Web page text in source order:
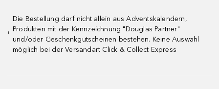
¹
Die Bestellung darf nicht allein aus Adventskalendern,
Produkten mit der Kennzeichnung "Douglas Partner"
und/oder Geschenkgutscheinen bestehen. Keine Auswahl
möglich bei der Versandart Click & Collect Express